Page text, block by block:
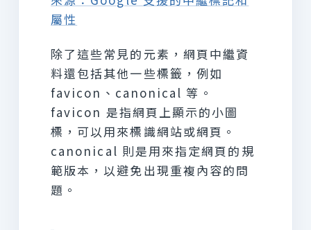
屬性
除了這些常見的元素，網頁中繼資
料還包括其他一些標籤，例如
favicon、canonical 等。
favicon 是指網頁上顯示的小圖
標，可以用來標識網站或網頁。
canonical 則是用來指定網頁的規
範版本，以避免出現重複內容的問
題。